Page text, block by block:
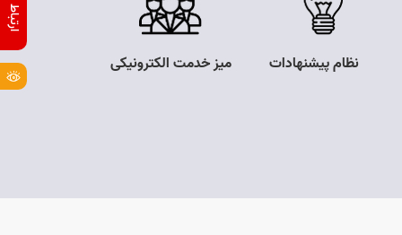
نظام پیشنهادات میز خدمت الکترونیکی مناقصه و